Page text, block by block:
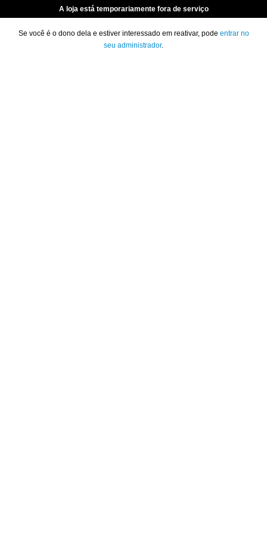
A loja está temporariamente fora de serviço
Se você é o dono dela e estiver interessado em reativar, pode entrar no
seu administrador.